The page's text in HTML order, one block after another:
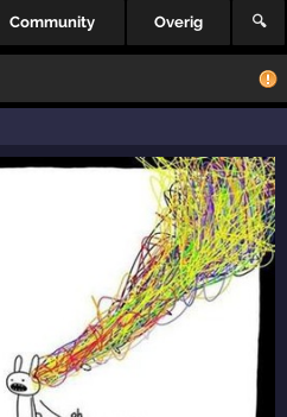
Community Overig 🔍